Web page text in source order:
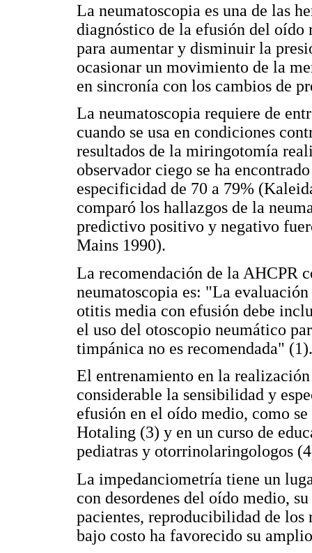
La neumatoscopia es una de las
diagnóstico de la efusión del
para aumentar y disminuir la
ocasionar un movimiento de la
en sincronía con los cambios de
La neumatoscopia requiere de
cuando se usa en condiciones
resultados de la miringotomía
observador ciego se ha
especificidad de 70 a 79%
comparó los hallazgos de la
predictivo positivo y negativo
Mains 1990).
La recomendación de la AHCPR
neumatoscopia es: "La
otitis media con efusión debe
el uso del otoscopio neumático
timpánica no es recomendada" (1).
El entrenamiento en la
considerable la sensibilidad y
efusión en el oído medio, como
Hotaling (3) y en un curso de
pediatras y otorrinolaringologos
La impedanciometría tiene un
con desordenes del oído medio,
pacientes, reproducibilidad de
bajo costo ha favorecido su